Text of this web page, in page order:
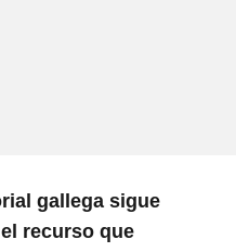
gallega sigue
recurso que